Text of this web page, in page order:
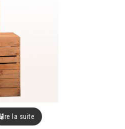
Lire la suite